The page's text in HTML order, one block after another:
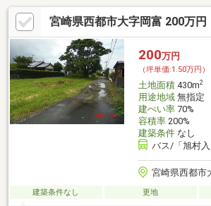
宮崎県西都市大字岡富 200万円
200万円
（坪単価:1.50万円）
土地面積430m2
用途地域無指定
建ぺい率70%
容積率200%
建築条件なし
バス/「旭村
宮崎県西都市
建築条件なし 更地